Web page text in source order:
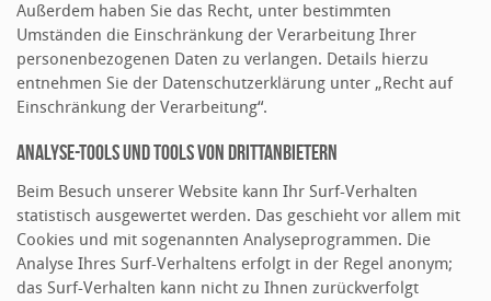
Außerdem haben Sie das Recht, unter bestimmten
Umständen die Einschränkung der Verarbeitung Ihrer
personenbezogenen Daten zu verlangen. Details hierzu
entnehmen Sie der Datenschutzerklärung unter „Recht auf
Einschränkung der Verarbeitung“.
Analyse-Tools und Tools von Drittanbietern
Beim Besuch unserer Website kann Ihr Surf-Verhalten
statistisch ausgewertet werden. Das geschieht vor allem mit
Cookies und mit sogenannten Analyseprogrammen. Die
Analyse Ihres Surf-Verhaltens erfolgt in der Regel anonym;
das Surf-Verhalten kann nicht zu Ihnen zurückverfolgt